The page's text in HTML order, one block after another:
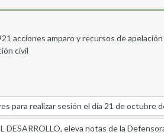
acciones amparo y recursos de
civil
para realizar sesión el día 21 de octubre
eleva notas de la